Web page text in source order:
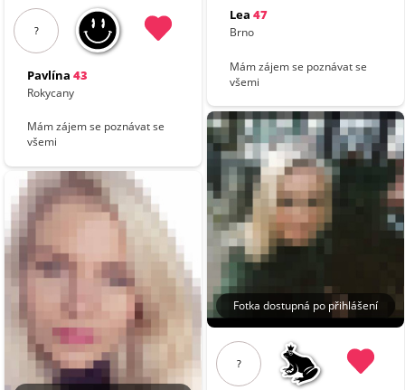
?
Pavlína 43
Rokycany
Mám zájem se poznávat se
všemi
Lea 47
Brno
Mám zájem se poznávat se
všemi
Fotka dostupná po přihlášení
?